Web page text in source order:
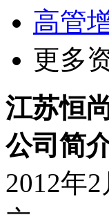
高管
更多
江苏恒
公司简
2012年